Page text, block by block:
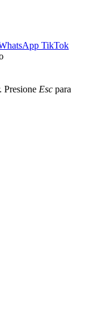
TikTok
Presione Esc para